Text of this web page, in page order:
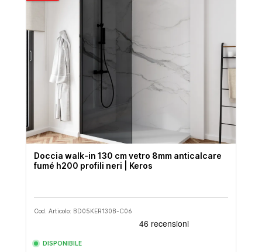
Doccia walk-in 130 cm vetro 8mm anticalcare
fumé h200 profili neri | Keros
Cod. Articolo: BD05KER130B-C06
DISPONIBILE